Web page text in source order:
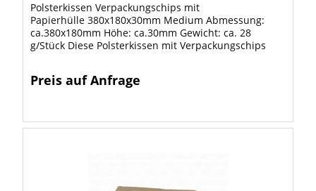
Polsterkissen Verpackungschips mit
Papierhülle 380x180x30mm Medium Abmessung:
ca.380x180mm Höhe: ca.30mm Gewicht: ca. 28
g/Stück Diese Polsterkissen mit Verpackungschips
Preis auf Anfrage